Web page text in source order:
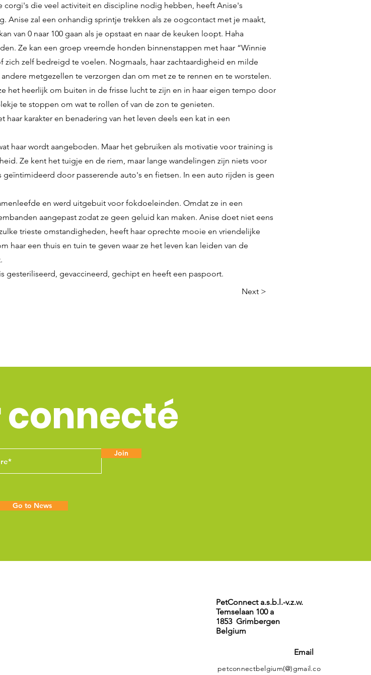
die veel activiteit en discipline nodig hebben, heeft Anise's
zal een onhandig sprintje trekken als ze oogcontact met je maakt,
van 0 naar 100 gaan als je opstaat en naar de keuken loopt. Haha
Ze kan een groep vreemde honden binnenstappen met haar “Winnie
zelf bedreigd te voelen. Nogmaals, haar zachtaardigheid en milde
metgezellen te verzorgen dan om met ze te rennen en te worstelen.
het heerlijk om buiten in de frisse lucht te zijn en in haar eigen tempo door
te stoppen om wat te rollen of van de zon te genieten.
karakter en benadering van het leven deels een kat in een
haar wordt aangeboden. Maar het gebruiken als motivatie voor training is
Ze kent het tuigje en de riem, maar lange wandelingen zijn niets voor
geïntimideerd door passerende auto's en fietsen. In een auto rijden is geen
en werd uitgebuit voor fokdoeleinden. Omdat ze in een
aangepast zodat ze geen geluid kan maken. Anise doet niet eens
trieste omstandigheden, heeft haar oprechte mooie en vriendelijke
haar een thuis en tuin te geven waar ze het leven kan leiden van de
gesteriliseerd, gevaccineerd, gechipt en heeft een paspoort.
Next >
connecté
Join
Go to News
PetConnect a.s.b.l.-v.z.w.
Temselaan 100 a
1853 Grimbergen
Belgium
Email
petconnectbelgium(@)gmail.co